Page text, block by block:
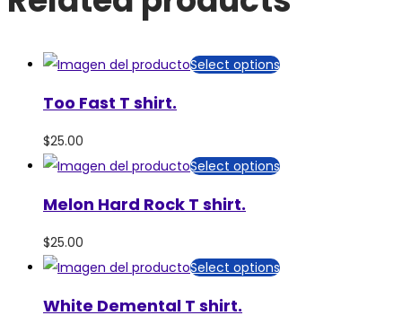
Select options
Too Fast T shirt.
$25.00
Select options
Melon Hard Rock T shirt.
$25.00
Select options
White Demental T shirt.